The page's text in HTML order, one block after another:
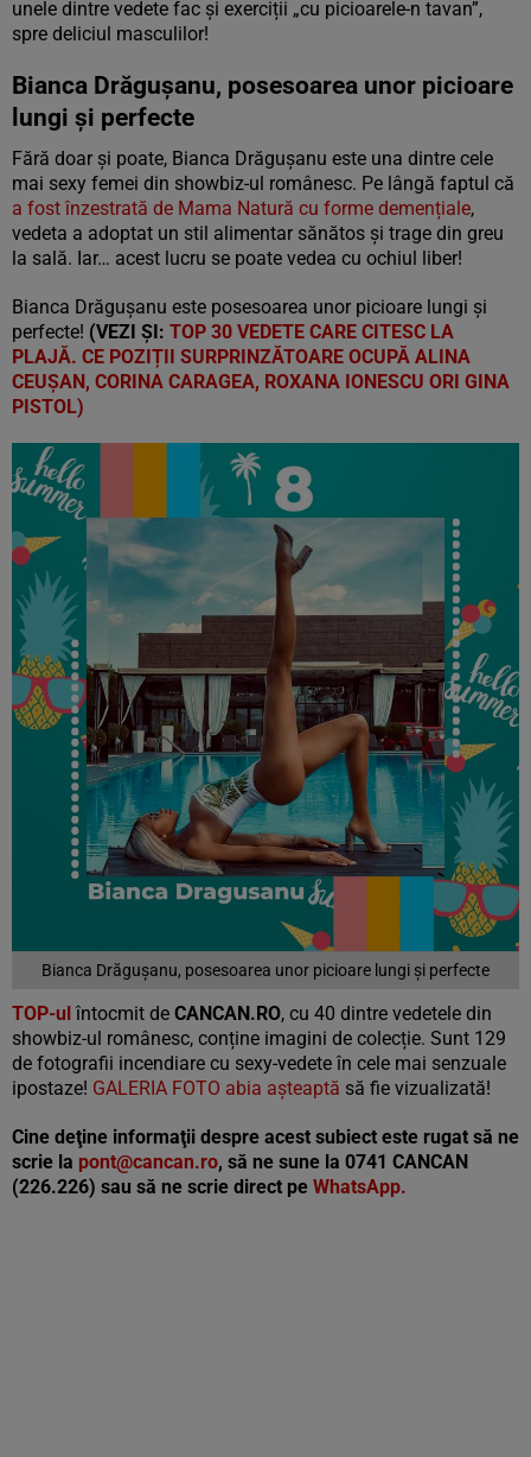
unele dintre vedete fac și exerciții „cu picioarele-n tavan”,
spre deliciul masculilor!
Bianca Drăgușanu, posesoarea unor picioare
lungi și perfecte
Fără doar și poate, Bianca Drăgușanu este una dintre cele
mai sexy femei din showbiz-ul românesc. Pe lângă faptul că
a fost înzestrată de Mama Natură cu forme demențiale,
vedeta a adoptat un stil alimentar sănătos și trage din greu
la sală. Iar… acest lucru se poate vedea cu ochiul liber!
Bianca Drăgușanu este posesoarea unor picioare lungi și
perfecte! (VEZI ȘI: TOP 30 VEDETE CARE CITESC LA
PLAJĂ. CE POZIȚII SURPRINZĂTOARE OCUPĂ ALINA
CEUȘAN, CORINA CARAGEA, ROXANA IONESCU ORI GINA
PISTOL)
Bianca Drăgușanu, posesoarea unor picioare lungi și perfecte
TOP-ul întocmit de CANCAN.RO, cu 40 dintre vedetele din
showbiz-ul românesc, conține imagini de colecție. Sunt 129
de fotografii incendiare cu sexy-vedete în cele mai senzuale
ipostaze! GALERIA FOTO abia așteaptă să fie vizualizată!
Cine deţine informaţii despre acest subiect este rugat să ne
scrie la pont@cancan.ro, să ne sune la 0741 CANCAN
(226.226) sau să ne scrie direct pe WhatsApp.